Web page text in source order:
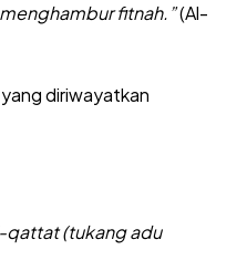
fitnah.”(Al-
diriwayatkan
qattat (tukang adu